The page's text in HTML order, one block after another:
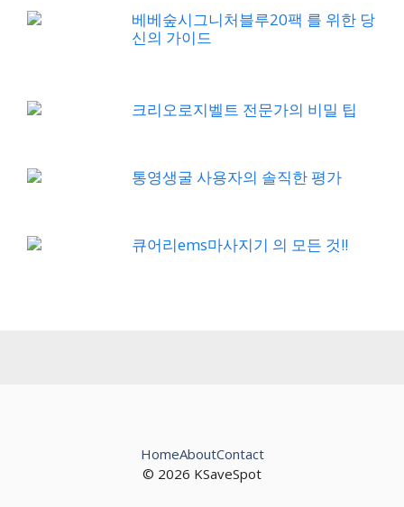
베베숲시그니처블루20팩 를 위한 당
신의 가이드
크리오로지벨트 전문가의 비밀 팁
통영생굴 사용자의 솔직한 평가
큐어리ems마사지기 의 모든 것!!
© 2026 KSaveSpot
HomeAboutContact